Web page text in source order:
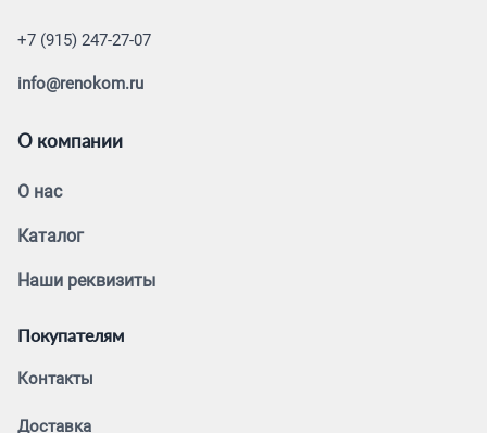
+7 (915) 247-27-07
info@renokom.ru
О компании
О нас
Каталог
Наши реквизиты
Покупателям
Контакты
Доставка